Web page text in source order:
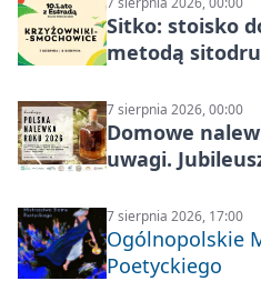
Sitko: stoisko
metodą
7 sierpnia 2026, 00:00
Domowe
uwagi.
7 sierpnia 2026, 17:00
Ogólnopolskie
Poetyckiego